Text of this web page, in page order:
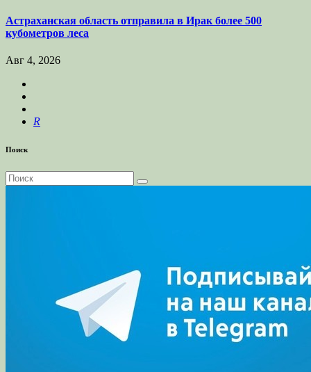
Астраханская область отправила в Ирак более 500
кубометров леса
Авг 4, 2026
R
Поиск